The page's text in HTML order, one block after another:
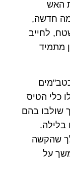
האש
חדשה,
לחייב
מתמיד
כלי הטיס
שולבו בהם
בלילה.
שהקשה
על